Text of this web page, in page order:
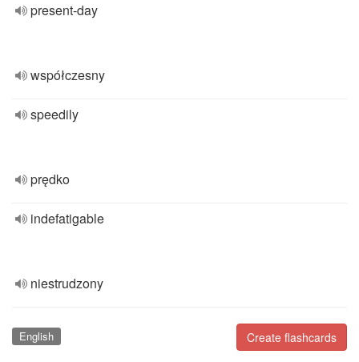
present-day
współczesny
speedily
prędko
indefatigable
niestrudzony
Create flashcards
English